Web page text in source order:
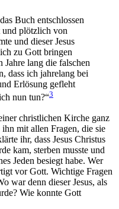
Buch entschlossen
plötzlich von
und dieser Jesus
zu Gott bringen
Jahre lang die falschen
dass ich jahrelang bei
Erlösung gefleht
nun tun?“3
christlichen Kirche ganz
mit allen Fragen, die sie
ihr, dass Jesus Christus
kam, sterben musste und
Jeden besiegt habe. Wer
vor Gott. Wichtige Fragen
war denn dieser Jesus, als
Wie konnte Gott